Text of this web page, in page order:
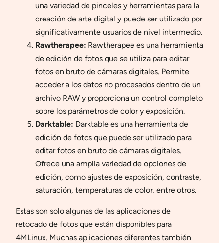
una variedad de pinceles y herramientas para la
creación de arte digital y puede ser utilizado por
significativamente usuarios de nivel intermedio.
Rawtherapee: Rawtherapee es una herramienta
de edición de fotos que se utiliza para editar
fotos en bruto de cámaras digitales. Permite
acceder a los datos no procesados dentro de un
archivo RAW y proporciona un control completo
sobre los parámetros de color y exposición.
Darktable: Darktable es una herramienta de
edición de fotos que puede ser utilizado para
editar fotos en bruto de cámaras digitales.
Ofrece una amplia variedad de opciones de
edición, como ajustes de exposición, contraste,
saturación, temperaturas de color, entre otros.
Estas son solo algunas de las aplicaciones de
retocado de fotos que están disponibles para
4MLinux. Muchas aplicaciones diferentes también